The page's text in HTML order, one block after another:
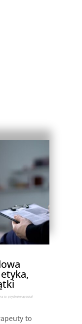
to psychoterapeuta?
to